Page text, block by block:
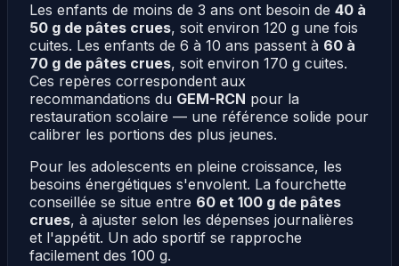
Les enfants de moins de 3 ans ont besoin de 40 à
50 g de pâtes crues, soit environ 120 g une fois
cuites. Les enfants de 6 à 10 ans passent à 60 à
70 g de pâtes crues, soit environ 170 g cuites.
Ces repères correspondent aux
recommandations du GEM-RCN pour la
restauration scolaire — une référence solide pour
calibrer les portions des plus jeunes.
Pour les adolescents en pleine croissance, les
besoins énergétiques s'envolent. La fourchette
conseillée se situe entre 60 et 100 g de pâtes
crues, à ajuster selon les dépenses journalières
et l'appétit. Un ado sportif se rapproche
facilement des 100 g.